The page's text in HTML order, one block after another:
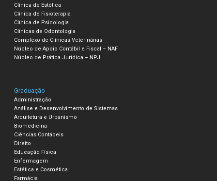
Clínica de Estética
Clínica de Fisioterapia
Clínica de Psicologia
Clínicas de Odontologia
Complexo de Clínicas Veterinárias
Núcleo de Apoio Contábil e Fiscal – NAF
Núcleo de Prática Jurídica – NPJ
Graduação
Administração
Análise e Desenvolvimento de Sistemas
Arquitetura e Urbanismo
Biomedicina
Ciências Contábeis
Direito
Educação Física
Enfermagem
Estética e Cosmética
Farmácia